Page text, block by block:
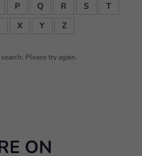
P Q R S
T
X Y Z
Please try again.
ON